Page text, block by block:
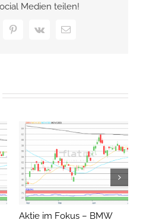
Medien teilen!
Pinterest
Vk
E-
Aktie im Fokus – BMW